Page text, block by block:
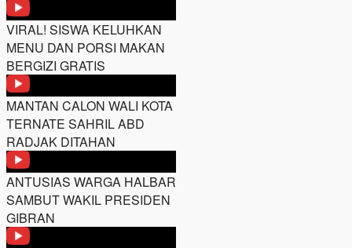
VIRAL! SISWA KELUHKAN
MENU DAN PORSI MAKAN
BERGIZI GRATIS
MANTAN CALON WALI KOTA
TERNATE SAHRIL ABD
RADJAK DITAHAN
ANTUSIAS WARGA HALBAR
SAMBUT WAKIL PRESIDEN
GIBRAN